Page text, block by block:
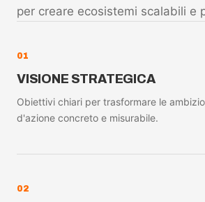
per creare ecosistemi scalabili e
01
VISIONE STRATEGICA
Obiettivi chiari per trasformare le
d'azione concreto e misurabile.
02